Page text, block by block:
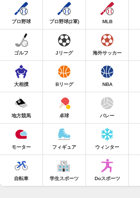
プロ野球 プロ野球(2軍) MLB
ゴルフ Jリーグ 海外サッカー
大相撲 Bリーグ NBA
地方競馬 卓球 バレー
モーター フィギュア ウィンター
自転車 学生スポーツ Doスポーツ